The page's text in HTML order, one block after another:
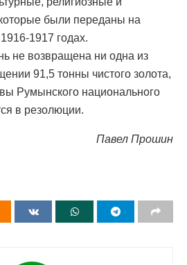
были переданы на
1917 годах.
не возвращена ни одна из
91,5 тонны чистого золота,
Румынского национального
в резолюции.
Павел Прошин